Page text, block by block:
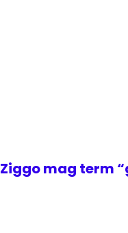
Ziggo mag term